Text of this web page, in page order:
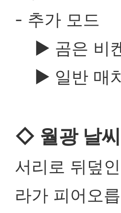
- 추가 모드
▶ 곰은 비
▶ 일반 매
◇ 월광 날
서리로 뒤덮
라가 피어오